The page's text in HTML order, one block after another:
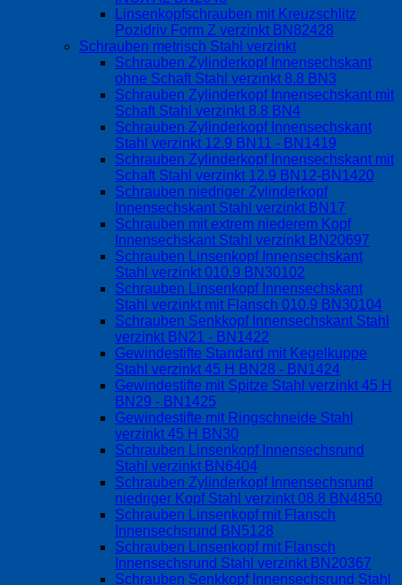
Linsenkopfschrauben mit Kreuzschlitz
Pozidriv Form Z verzinkt BN82428
Schrauben metrisch Stahl verzinkt
Schrauben Zylinderkopf Innensechskant
ohne Schaft Stahl verzinkt 8.8 BN3
Schrauben Zylinderkopf Innensechskant mit
Schaft Stahl verzinkt 8.8 BN4
Schrauben Zylinderkopf Innensechskant
Stahl verzinkt 12.9 BN11 - BN1419
Schrauben Zylinderkopf Innensechskant mit
Schaft Stahl verzinkt 12.9 BN12-BN1420
Schrauben niedriger Zylinderkopf
Innensechskant Stahl verzinkt BN17
Schrauben mit extrem niederem Kopf
Innensechskant Stahl verzinkt BN20697
Schrauben Linsenkopf Innensechskant
Stahl verzinkt 010.9 BN30102
Schrauben Linsenkopf Innensechskant
Stahl verzinkt mit Flansch 010.9 BN30104
Schrauben Senkkopf Innensechskant Stahl
verzinkt BN21 - BN1422
Gewindestifte Standard mit Kegelkuppe
Stahl verzinkt 45 H BN28 - BN1424
Gewindestifte mit Spitze Stahl verzinkt 45 H
BN29 - BN1425
Gewindestifte mit Ringschneide Stahl
verzinkt 45 H BN30
Schrauben Linsenkopf Innensechsrund
Stahl verzinkt BN6404
Schrauben Zylinderkopf Innensechsrund
niedriger Kopf Stahl verzinkt 08.8 BN4850
Schrauben Linsenkopf mit Flansch
Innensechsrund BN5128
Schrauben Linsenkopf mit Flansch
Innensechsrund Stahl verzinkt BN20367
Schrauben Senkkopf Innensechsrund Stahl